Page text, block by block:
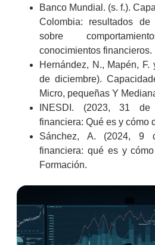
Banco Mundial. (s. f.).
Colombia: resultados
sobre
conocimientos financieros.
Hernández, N., Mapén, F.
de diciembre).
Micro, pequeñas Y
INESDI. (2023, 31
financiera: Qué es y cómo
Sánchez, A. (2024, 9
financiera: qué es y
Formación.